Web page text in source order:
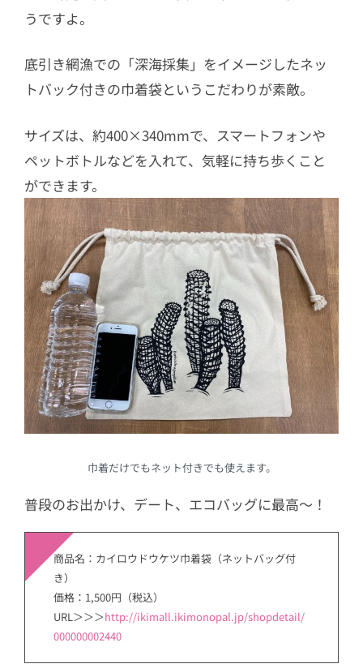
うですよ。
底引き網漁での「深海採集」をイメージしたネッ
トバック付きの巾着袋というこだわりが素敵。
サイズは、約400×340mmで、スマートフォンや
ペットボトルなどを入れて、気軽に持ち歩くこと
ができます。
巾着だけでもネット付きでも使えます。
普段のお出かけ、デート、エコバッグに最高～！
商品名：カイロウドウケツ巾着袋（ネットバッグ付
き）
価格：1,500円（税込）
URL＞＞＞http://ikimall.ikimonopal.jp/shopdetail/
000000002440